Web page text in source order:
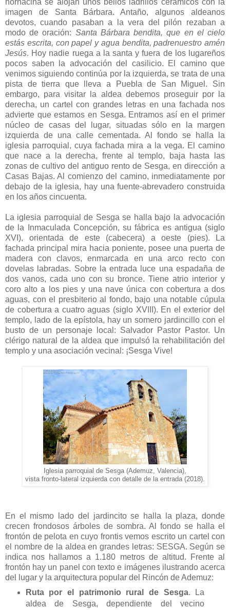
hornacina se alojan unos bellos ladrillos cerámicos con la
imagen de Santa Bárbara. Antaño, algunos aldeanos
devotos, cuando pasaban a la vera del pilón rezaban a
modo de oración: Santa Bárbara bendita, que en el cielo
estás escrita, con papel y agua bendita, padrenuestro amén
Jesús. Hoy nadie ruega a la santa y fuera de los lugareños
pocos saben la advocación del casilicio. El camino que
venimos siguiendo continúa por la izquierda, se trata de una
pista de tierra que lleva a Puebla de San Miguel. Sin
embargo, para visitar la aldea debemos proseguir por la
derecha, un cartel con grandes letras en una fachada nos
advierte que estamos en Sesga. Entramos así en el primer
núcleo de casas del lugar, situadas sólo en la margen
izquierda de una calle cementada. Al fondo se halla la
iglesia parroquial, cuya fachada mira a la vega. El camino
que nace a la derecha, frente al templo, baja hasta las
zonas de cultivo del antiguo rento de Sesga, en dirección a
Casas Bajas. Al comienzo del camino, inmediatamente por
debajo de la iglesia, hay una fuente-abrevadero construida
en los años cincuenta.
La iglesia parroquial de Sesga se halla bajo la advocación
de la Inmaculada Concepción, su fábrica es antigua (siglo
XVI), orientada de este (cabecera) a oeste (pies). La
fachada principal mira hacia poniente, posee una puerta de
madera con clavos, enmarcada en una arco recto con
dovelas labradas. Sobre la entrada luce una espadaña de
dos vanos, cada uno con su bronce. Tiene atrio interior y
coro alto a los pies y una nave única con cobertura a dos
aguas, con el presbiterio al fondo, bajo una notable cúpula
de cobertura a cuatro aguas (siglo XVIII). En el exterior del
templo, lado de la epístola, hay un somero jardincillo con el
busto de un personaje local: Salvador Pastor Pastor. Un
clérigo natural de la aldea que impulsó la rehabilitación del
templo y una asociación vecinal: ¡Sesga Vive!
Iglesia parroquial de Sesga (Ademuz, Valencia),
vista fronto-lateral izquierda con detalle de la entrada (2018).
En el mismo lado del jardincito se halla la plaza, donde
crecen frondosos árboles de sombra. Al fondo se halla el
frontón de pelota en cuyo frontis vemos escrito un cartel con
el nombre de la aldea en grandes letras: SESGA. Según se
indica nos hallamos a 1.180 metros de altitud. Frente al
frontón hay un panel con texto e imágenes ilustrando acerca
del lugar y la arquitectura popular del Rincón de Ademuz:
Ruta por el patrimonio rural de Sesga. La
aldea de Sesga, dependiente del vecino